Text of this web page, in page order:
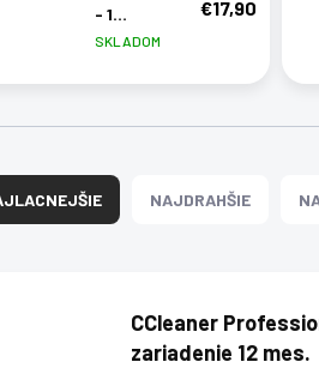
- 1
zariadenie 12
SKLADOM
€17,90
NAJDRAHŠIE
CCleaner
zariadenie 12 mes.